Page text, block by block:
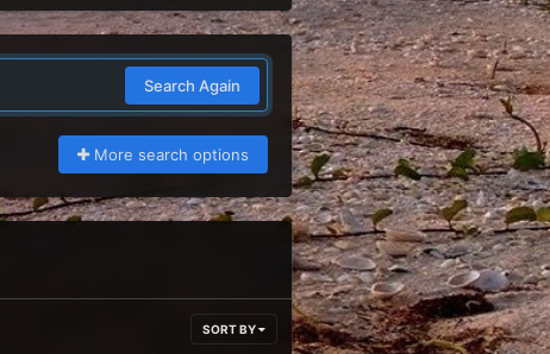
Search Again
More search options
SORT BY